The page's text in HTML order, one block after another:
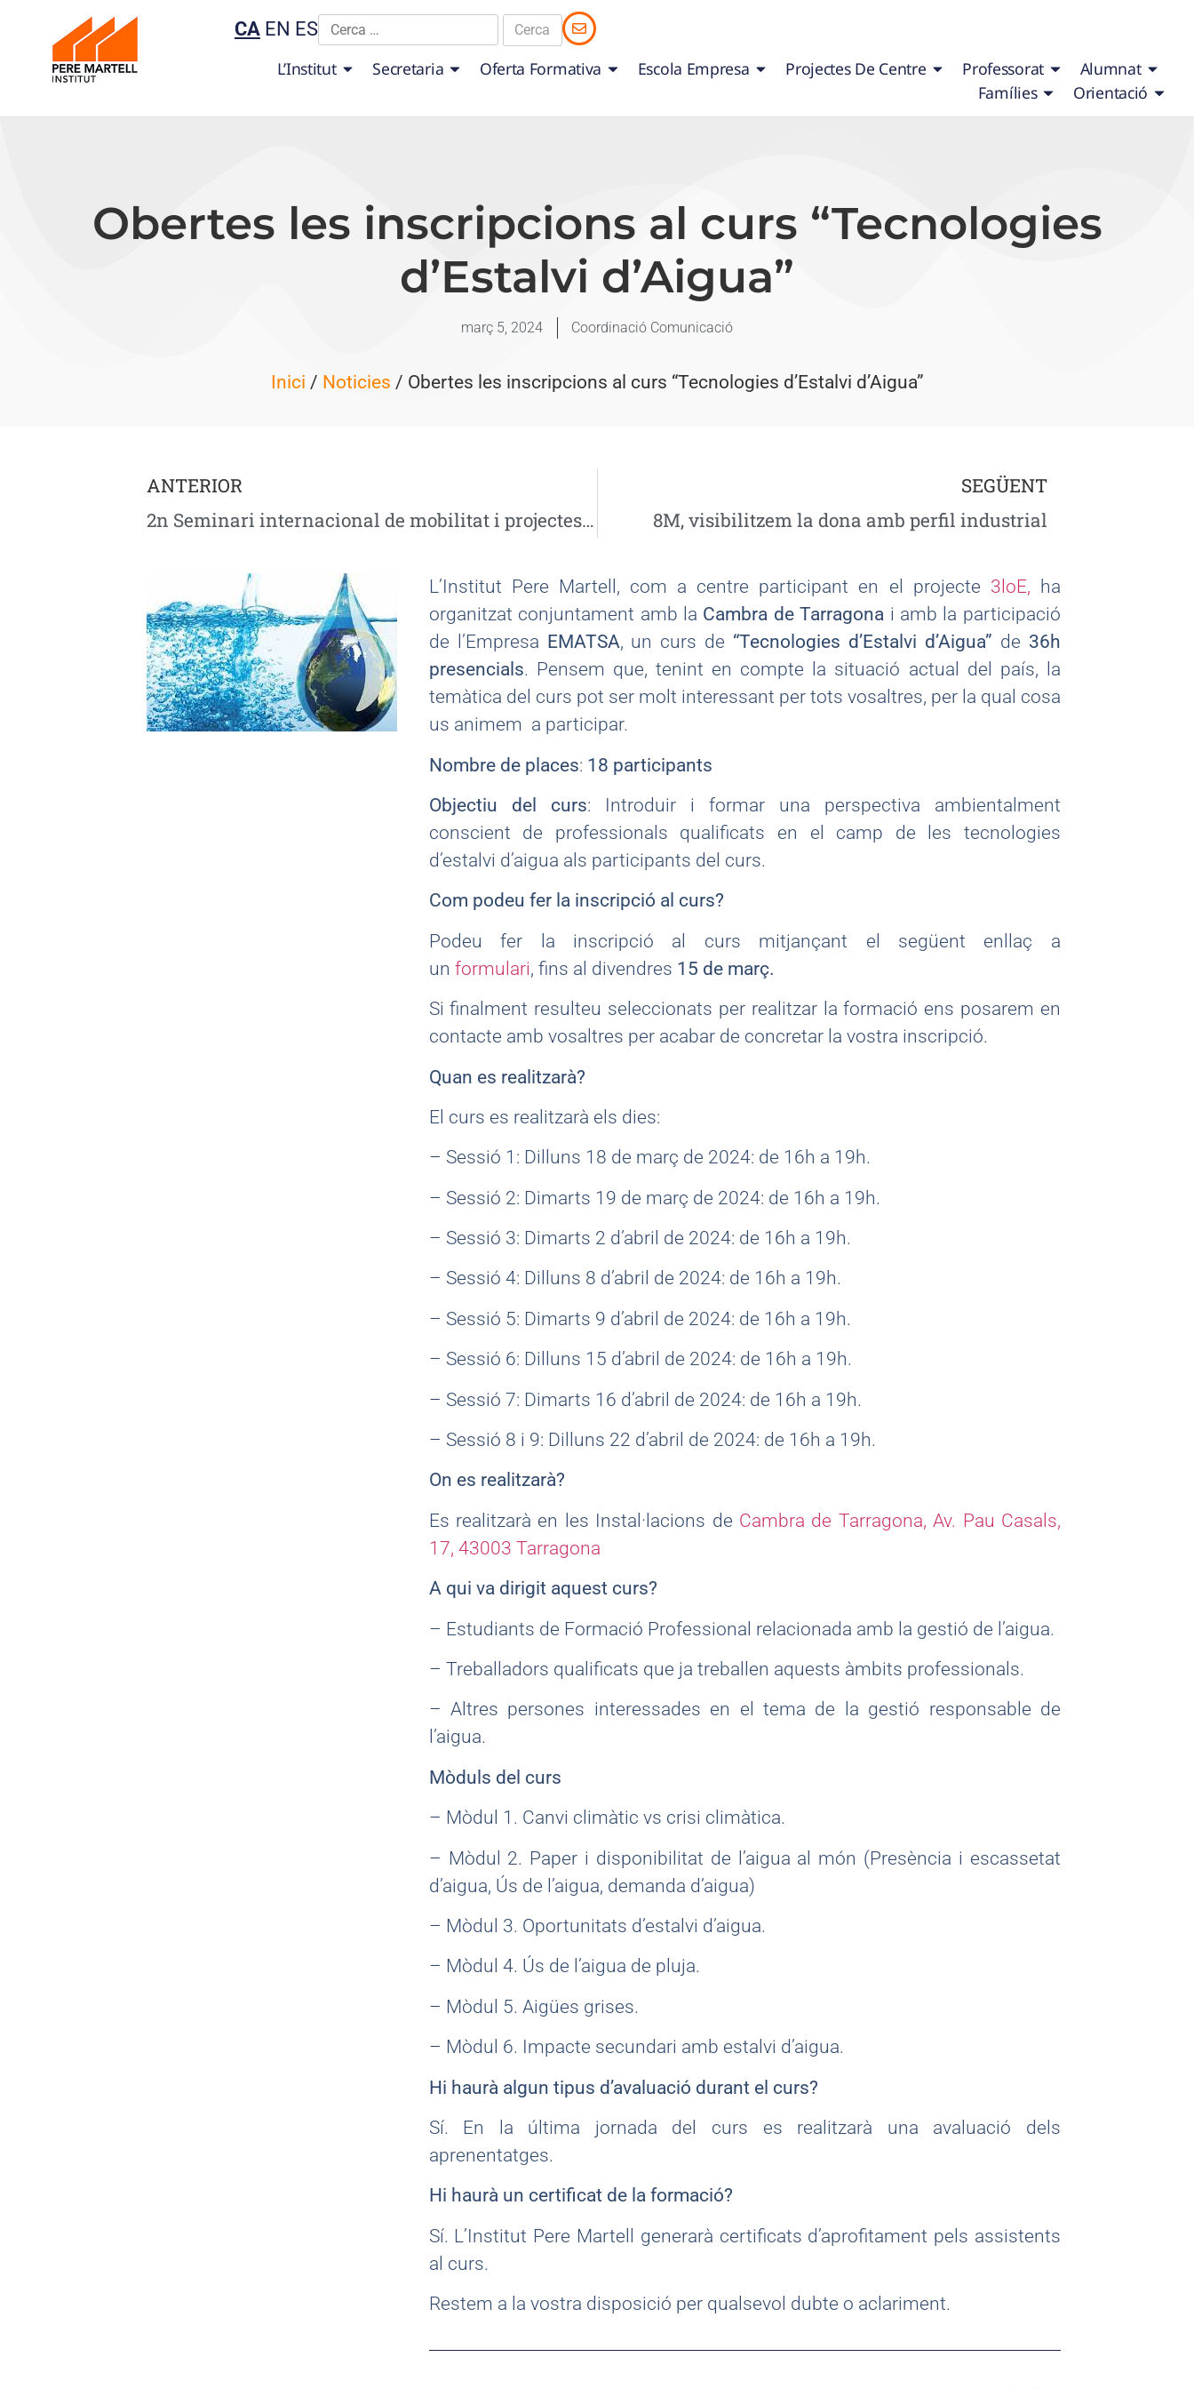
CA EN ES
L’Institut Secretaria Oferta Formativa Escola Empresa Projectes De Centre Professorat
Alumnat
Famílies
Orientació
Obertes les inscripcions al curs “Tecnologies
d’Estalvi d’Aigua”
març 5, 2024 Coordinació Comunicació
Inici / Noticies / Obertes les inscripcions al curs “Tecnologies d’Estalvi d’Aigua”
ANTERIOR
2n Seminari internacional de mobilitat i projectes de cooperació
SEGÜENT
8M, visibilitzem la dona amb perfil industrial
L’Institut Pere Martell, com a centre participant en el projecte 3loE, ha
organitzat conjuntament amb la Cambra de Tarragona i amb la participació
de l’Empresa EMATSA, un curs de “Tecnologies d’Estalvi d’Aigua” de 36h
presencials. Pensem que, tenint en compte la situació actual del país, la
temàtica del curs pot ser molt interessant per tots vosaltres, per la qual cosa
us animem a participar.
Nombre de places: 18 participants
Objectiu del curs: Introduir i formar una perspectiva ambientalment
conscient de professionals qualificats en el camp de les tecnologies
d’estalvi d’aigua als participants del curs.
Com podeu fer la inscripció al curs?
Podeu fer la inscripció al curs mitjançant el següent enllaç a
un formulari, fins al divendres 15 de març.
Si finalment resulteu seleccionats per realitzar la formació ens posarem en
contacte amb vosaltres per acabar de concretar la vostra inscripció.
Quan es realitzarà?
El curs es realitzarà els dies:
– Sessió 1: Dilluns 18 de març de 2024: de 16h a 19h.
– Sessió 2: Dimarts 19 de març de 2024: de 16h a 19h.
– Sessió 3: Dimarts 2 d’abril de 2024: de 16h a 19h.
– Sessió 4: Dilluns 8 d’abril de 2024: de 16h a 19h.
– Sessió 5: Dimarts 9 d’abril de 2024: de 16h a 19h.
– Sessió 6: Dilluns 15 d’abril de 2024: de 16h a 19h.
– Sessió 7: Dimarts 16 d’abril de 2024: de 16h a 19h.
– Sessió 8 i 9: Dilluns 22 d’abril de 2024: de 16h a 19h.
On es realitzarà?
Es realitzarà en les Instal·lacions de Cambra de Tarragona,Av. Pau Casals,
17, 43003 Tarragona
A qui va dirigit aquest curs?
– Estudiants de Formació Professional relacionada amb la gestió de l’aigua.
– Treballadors qualificats que ja treballen aquests àmbits professionals.
– Altres persones interessades en el tema de la gestió responsable de
l’aigua.
Mòduls del curs
– Mòdul 1. Canvi climàtic vs crisi climàtica.
– Mòdul 2. Paper i disponibilitat de l’aigua al món (Presència i escassetat
d’aigua, Ús de l’aigua, demanda d’aigua)
– Mòdul 3. Oportunitats d’estalvi d’aigua.
– Mòdul 4. Ús de l’aigua de pluja.
– Mòdul 5. Aigües grises.
– Mòdul 6. Impacte secundari amb estalvi d’aigua.
Hi haurà algun tipus d’avaluació durant el curs?
Sí. En la última jornada del curs es realitzarà una avaluació dels
aprenentatges.
Hi haurà un certificat de la formació?
Sí. L’Institut Pere Martell generarà certificats d’aprofitament pels assistents
al curs.
Restem a la vostra disposició per qualsevol dubte o aclariment.